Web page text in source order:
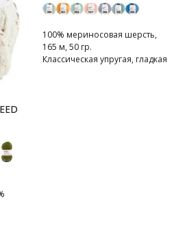
100% мериносовая шерсть,
165 м, 50 гр.
Классическая упругая, гладкая